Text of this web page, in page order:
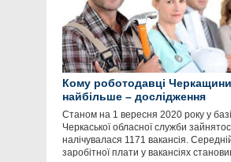
Кому роботодавці
найбільше – дослідження
Станом на 1 вересня 2020 року у
Черкаської обласної служби
налічувалася 1171 вакансія.
заробітної плати у вакансіях